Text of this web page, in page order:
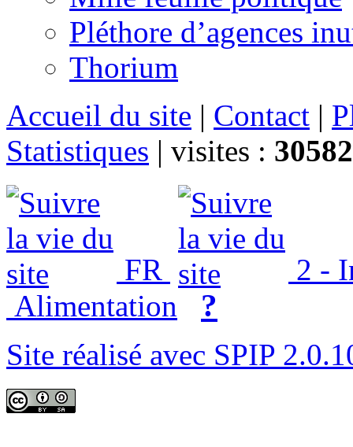
Pléthore d’agences
Thorium
Accueil du site | Contact |
Statistiques | visites :
FR
2 -
Alimentation
?
Site réalisé avec SPIP